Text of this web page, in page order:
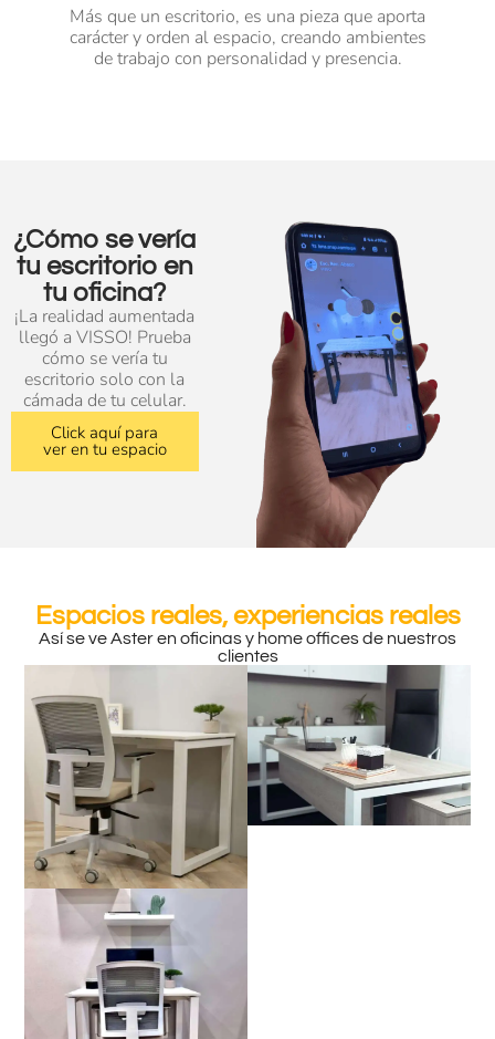
Más que un escritorio, es una pieza que aporta
carácter y orden al espacio, creando ambientes
de trabajo con personalidad y presencia.
¿Cómo se vería
tu escritorio en
tu oficina?
¡La realidad aumentada
llegó a VISSO! Prueba
cómo se vería tu
escritorio solo con la
cámada de tu celular.
Click aquí para
ver en tu espacio
Espacios reales, experiencias reales
Así se ve Aster en oficinas y home offices de nuestros
clientes